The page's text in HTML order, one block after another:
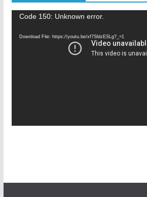
Code 150: Unknown error.
Download File: https://youtu.be/xf7SldzESLg?_=1